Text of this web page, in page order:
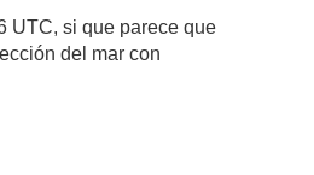
UTC, si que parece que
del mar con